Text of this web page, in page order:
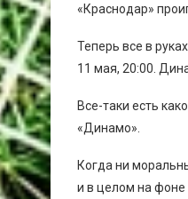
«Краснодар»
Теперь все в
11 мая, 20:00.
Все-таки есть
«Динамо».
Когда ни
и в целом на фоне